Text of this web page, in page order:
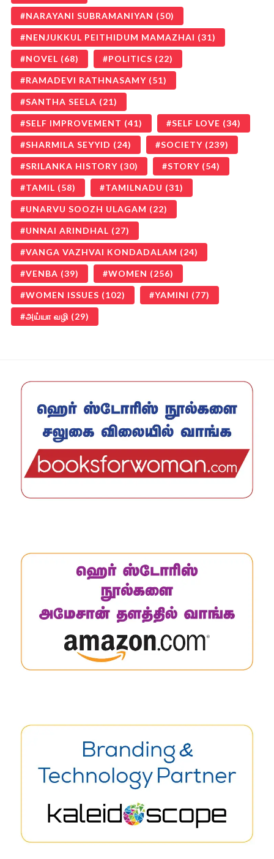
NARAYANI SUBRAMANIYAN (50)
NENJUKKUL PEITHIDUM MAMAZHAI (31)
NOVEL (68) POLITICS (22)
RAMADEVI RATHNASAMY (51)
SANTHA SEELA (21)
SELF IMPROVEMENT (41) SELF LOVE (34)
SHARMILA SEYYID (24) SOCIETY (239)
SRILANKA HISTORY (30) STORY (54)
TAMIL (58) TAMILNADU (31)
UNARVU SOOZH ULAGAM (22)
UNNAI ARINDHAL (27)
VANGA VAZHVAI KONDADALAM (24)
VENBA (39) WOMEN (256)
WOMEN ISSUES (102) YAMINI (77)
அய்யா வழி (29)